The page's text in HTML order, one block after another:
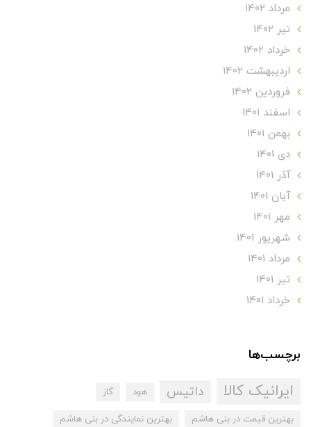
مرداد 1402
تير 1402
خرداد 1402
ارديبهشت 1402
فروردین 1402
اسفند 1401
بهمن 1401
دی 1401
آذر 1401
آبان 1401
مهر 1401
شهریور 1401
مرداد 1401
تير 1401
خرداد 1401
برچسب‌ها
ایرانیک کالا داتیس هود گاز
بهترین قیمت در بنی هاشم
بهترین نمایندگی در بنی هاشم